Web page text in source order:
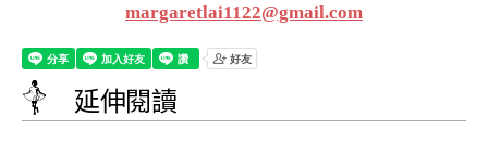
margaretlai1122@gmail.com
延伸閱讀